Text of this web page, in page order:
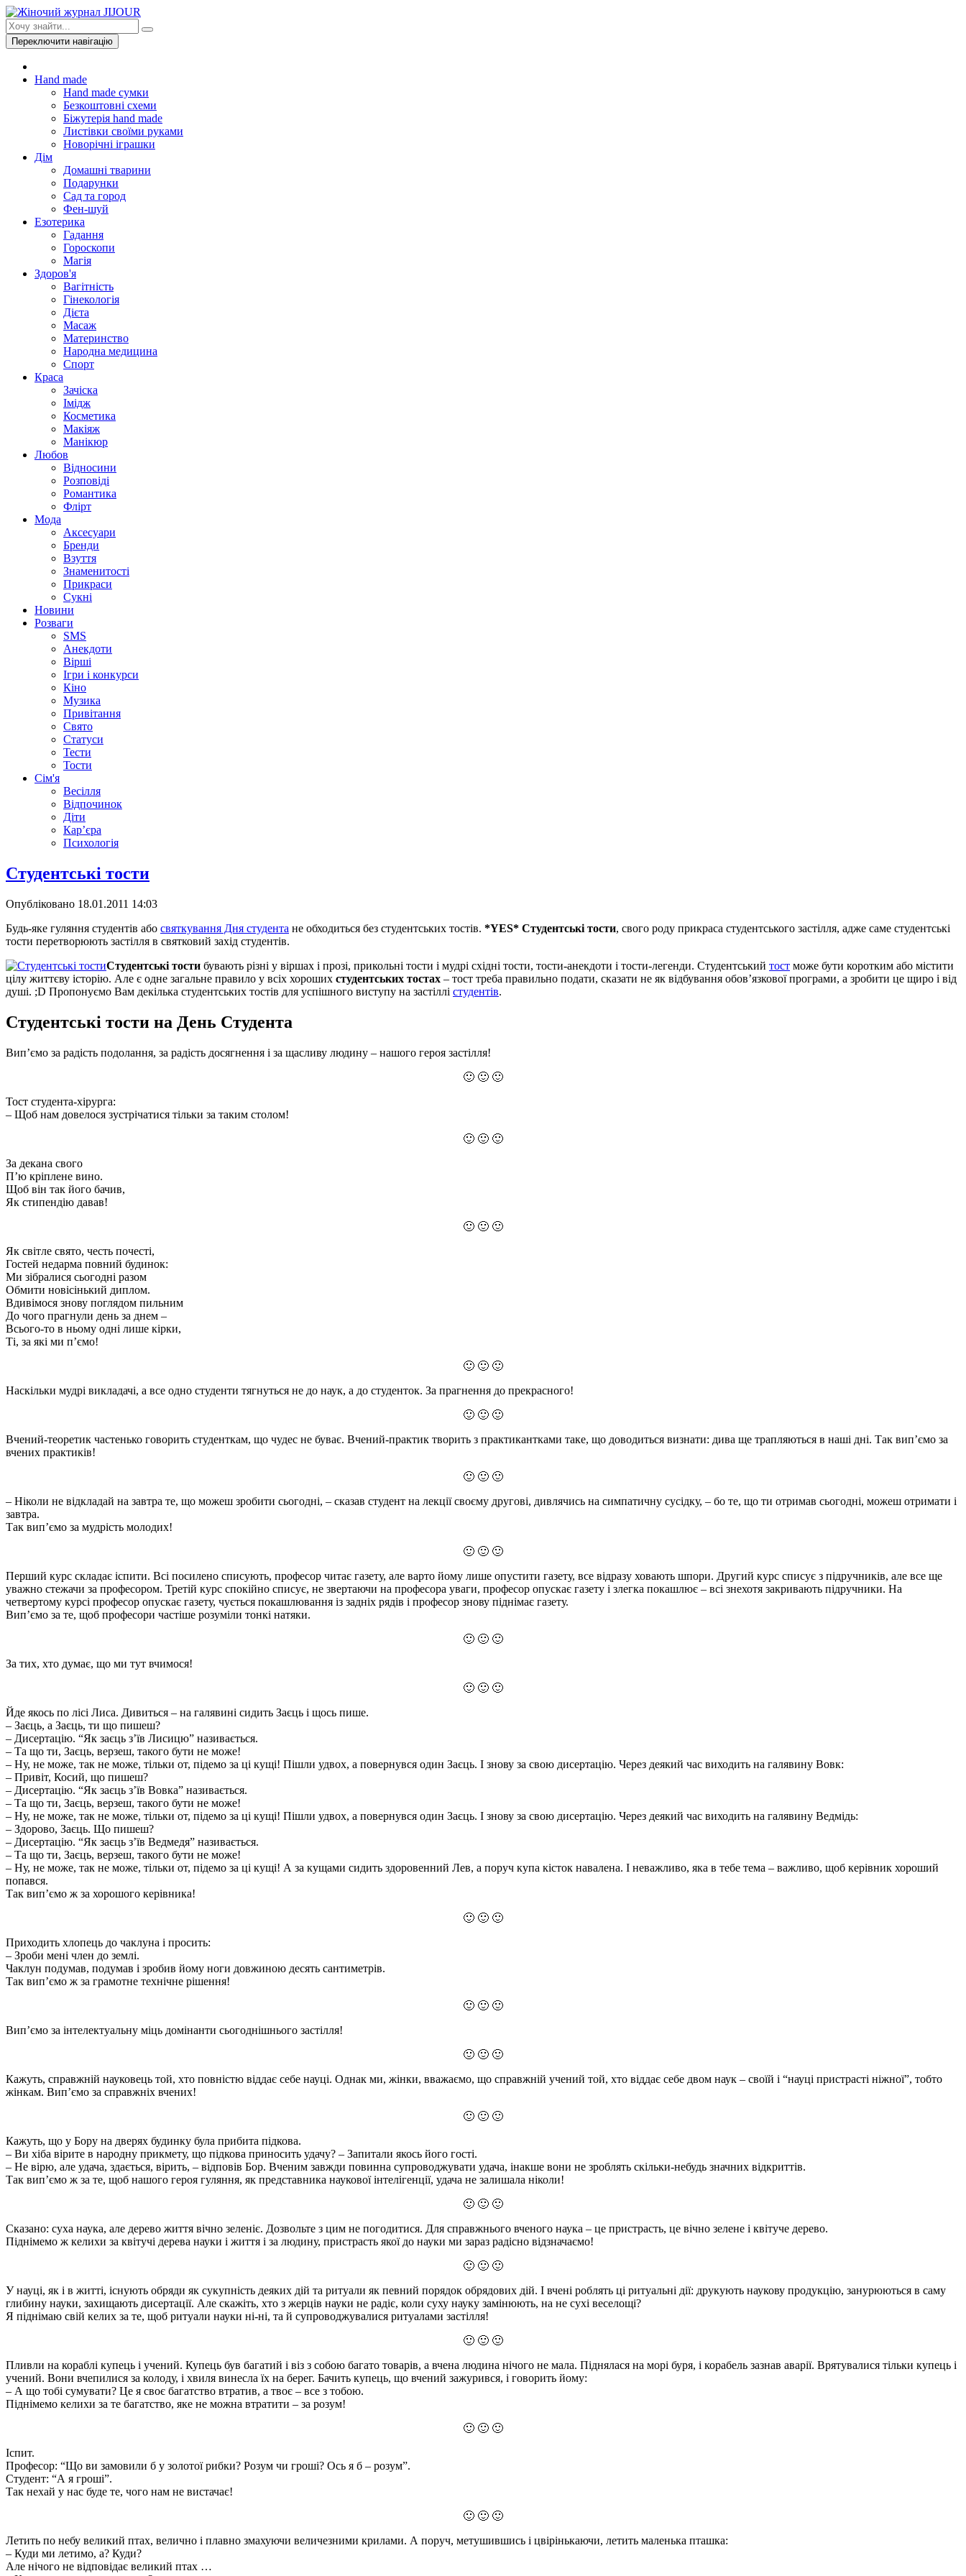
Переключити навігацію
Hand made
Hand made сумки
Безкоштовні схеми
Біжутерія hand made
Листівки своїми руками
Новорічні іграшки
Дім
Домашні тварини
Подарунки
Сад та город
Фен-шуй
Езотерика
Гадання
Гороскопи
Магія
Здоров'я
Вагітність
Гінекологія
Дієта
Масаж
Материнство
Народна медицина
Спорт
Краса
Зачіска
Імідж
Косметика
Макіяж
Манікюр
Любов
Відносини
Розповіді
Романтика
Флірт
Мода
Аксесуари
Бренди
Взуття
Знаменитості
Прикраси
Сукні
Новини
Розваги
SMS
Анекдоти
Вірші
Ігри і конкурси
Кіно
Музика
Привітання
Свято
Статуси
Тести
Тости
Сім'я
Весілля
Відпочинок
Діти
Кар’єра
Психологія
Студентські тости
Опубліковано 18.01.2011 14:03
Будь-яке гуляння студентів або святкування Дня студента не обходиться без студентських тостів. *YES* Студентські тости, свого роду прикраса студентського застілля, адже саме студентські
тости перетворюють застілля в святковий захід студентів.
Студентські тости бувають різні у віршах і прозі, прикольні тости і мудрі східні тости, тости-анекдоти і тости-легенди. Студентський тост може бути коротким або містити
цілу життєву історію. Але є одне загальне правило у всіх хороших студентських тостах – тост треба правильно подати, сказати не як відбування обов’язкової програми, а зробити це щиро і від
душі. ;D Пропонуємо Вам декілька студентських тостів для успішного виступу на застіллі студентів.
Студентські тости на День Студента
Вип’ємо за радість подолання, за радість досягнення і за щасливу людину – нашого героя застілля!
🙂 🙂 🙂
Тост студента-хірурга:
– Щоб нам довелося зустрічатися тільки за таким столом!
🙂 🙂 🙂
За декана свого
П’ю кріплене вино.
Щоб він так його бачив,
Як стипендію давав!
🙂 🙂 🙂
Як світле свято, честь почесті,
Гостей недарма повний будинок:
Ми зібралися сьогодні разом
Обмити новісінький диплом.
Вдивімося знову поглядом пильним
До чого прагнули день за днем –
Всього-то в ньому одні лише кірки,
Ті, за які ми п’ємо!
🙂 🙂 🙂
Наскільки мудрі викладачі, а все одно студенти тягнуться не до наук, а до студенток. За прагнення до прекрасного!
🙂 🙂 🙂
Вчений-теоретик частенько говорить студенткам, що чудес не буває. Вчений-практик творить з практикантками таке, що доводиться визнати: дива ще трапляються в наші дні. Так вип’ємо за
вчених практиків!
🙂 🙂 🙂
– Ніколи не відкладай на завтра те, що можеш зробити сьогодні, – сказав студент на лекції своєму другові, дивлячись на симпатичну сусідку, – бо те, що ти отримав сьогодні, можеш отримати і
завтра.
Так вип’ємо за мудрість молодих!
🙂 🙂 🙂
Перший курс складає іспити. Всі посилено списують, професор читає газету, але варто йому лише опустити газету, все відразу ховають шпори. Другий курс списує з підручників, але все ще
уважно стежачи за професором. Третій курс спокійно списує, не звертаючи на професора уваги, професор опускає газету і злегка покашлює – всі знехотя закривають підручники. На
четвертому курсі професор опускає газету, чується покашлювання із задніх рядів і професор знову піднімає газету.
Вип’ємо за те, щоб професори частіше розуміли тонкі натяки.
🙂 🙂 🙂
За тих, хто думає, що ми тут вчимося!
🙂 🙂 🙂
Йде якось по лісі Лиса. Дивиться – на галявині сидить Заєць і щось пише.
– Заєць, а Заєць, ти що пишеш?
– Дисертацію. “Як заєць з’їв Лисицю” називається.
– Та що ти, Заєць, верзеш, такого бути не може!
– Ну, не може, так не може, тільки от, підемо за ці кущі! Пішли удвох, а повернувся один Заєць. І знову за свою дисертацію. Через деякий час виходить на галявину Вовк:
– Привіт, Косий, що пишеш?
– Дисертацію. “Як заєць з’їв Вовка” називається.
– Та що ти, Заєць, верзеш, такого бути не може!
– Ну, не може, так не може, тільки от, підемо за ці кущі! Пішли удвох, а повернувся один Заєць. І знову за свою дисертацію. Через деякий час виходить на галявину Ведмідь:
– Здорово, Заєць. Що пишеш?
– Дисертацію. “Як заєць з’їв Ведмедя” називається.
– Та що ти, Заєць, верзеш, такого бути не може!
– Ну, не може, так не може, тільки от, підемо за ці кущі! А за кущами сидить здоровенний Лев, а поруч купа кісток навалена. І неважливо, яка в тебе тема – важливо, щоб керівник хороший
попався.
Так вип’ємо ж за хорошого керівника!
🙂 🙂 🙂
Приходить хлопець до чаклуна і просить:
– Зроби мені член до землі.
Чаклун подумав, подумав і зробив йому ноги довжиною десять сантиметрів.
Так вип’ємо ж за грамотне технічне рішення!
🙂 🙂 🙂
Вип’ємо за інтелектуальну міць домінанти сьогоднішнього застілля!
🙂 🙂 🙂
Кажуть, справжній науковець той, хто повністю віддає себе науці. Однак ми, жінки, вважаємо, що справжній учений той, хто віддає себе двом наук – своїй і “науці пристрасті ніжної”, тобто
жінкам. Вип’ємо за справжніх вчених!
🙂 🙂 🙂
Кажуть, що у Бору на дверях будинку була прибита підкова.
– Ви хіба вірите в народну прикмету, що підкова приносить удачу? – Запитали якось його гості.
– Не вірю, але удача, здається, вірить, – відповів Бор. Вченим завжди повинна супроводжувати удача, інакше вони не зроблять скільки-небудь значних відкриттів.
Так вип’ємо ж за те, щоб нашого героя гуляння, як представника наукової інтелігенції, удача не залишала ніколи!
🙂 🙂 🙂
Сказано: суха наука, але дерево життя вічно зеленіє. Дозвольте з цим не погодитися. Для справжнього вченого наука – це пристрасть, це вічно зелене і квітуче дерево.
Піднімемо ж келихи за квітучі дерева науки і життя і за людину, пристрасть якої до науки ми зараз радісно відзначаємо!
🙂 🙂 🙂
У науці, як і в житті, існують обряди як сукупність деяких дій та ритуали як певний порядок обрядових дій. І вчені роблять ці ритуальні дії: друкують наукову продукцію, занурюються в саму
глибину науки, захищають дисертації. Але скажіть, хто з жерців науки не радіє, коли суху науку замінюють, на не сухі веселощі?
Я піднімаю свій келих за те, щоб ритуали науки ні-ні, та й супроводжувалися ритуалами застілля!
🙂 🙂 🙂
Пливли на кораблі купець і учений. Купець був багатий і віз з собою багато товарів, а вчена людина нічого не мала. Піднялася на морі буря, і корабель зазнав аварії. Врятувалися тільки купець і
учений. Вони вчепилися за колоду, і хвиля винесла їх на берег. Бачить купець, що вчений зажурився, і говорить йому:
– А що тобі сумувати? Це я своє багатство втратив, а твоє – все з тобою.
Піднімемо келихи за те багатство, яке не можна втратити – за розум!
🙂 🙂 🙂
Іспит.
Професор: “Що ви замовили б у золотої рибки? Розум чи гроші? Ось я б – розум”.
Студент: “А я гроші”.
Так нехай у нас буде те, чого нам не вистачає!
🙂 🙂 🙂
Летить по небу великий птах, велично і плавно змахуючи величезними крилами. А поруч, метушившись і цвірінькаючи, летить маленька пташка:
– Куди ми летимо, а? Куди?
Але нічого не відповідає великий птах …